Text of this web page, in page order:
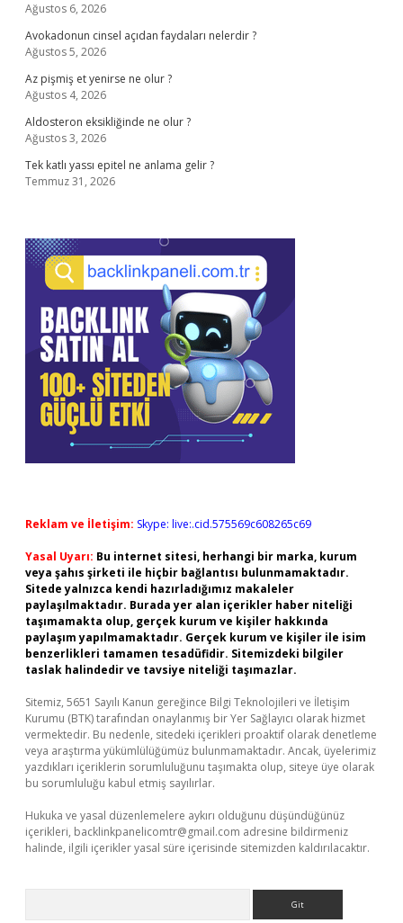
Ağustos 6, 2026
Avokadonun cinsel açıdan faydaları nelerdir ?
Ağustos 5, 2026
Az pişmiş et yenirse ne olur ?
Ağustos 4, 2026
Aldosteron eksikliğinde ne olur ?
Ağustos 3, 2026
Tek katlı yassı epitel ne anlama gelir ?
Temmuz 31, 2026
Reklam ve İletişim: Skype: live:.cid.575569c608265c69
Yasal Uyarı: Bu internet sitesi, herhangi bir marka, kurum
veya şahıs şirketi ile hiçbir bağlantısı bulunmamaktadır.
Sitede yalnızca kendi hazırladığımız makaleler
paylaşılmaktadır. Burada yer alan içerikler haber niteliği
taşımamakta olup, gerçek kurum ve kişiler hakkında
paylaşım yapılmamaktadır. Gerçek kurum ve kişiler ile isim
benzerlikleri tamamen tesadüfidir. Sitemizdeki bilgiler
taslak halindedir ve tavsiye niteliği taşımazlar.
Sitemiz, 5651 Sayılı Kanun gereğince Bilgi Teknolojileri ve İletişim
Kurumu (BTK) tarafından onaylanmış bir Yer Sağlayıcı olarak hizmet
vermektedir. Bu nedenle, sitedeki içerikleri proaktif olarak denetleme
veya araştırma yükümlülüğümüz bulunmamaktadır. Ancak, üyelerimiz
yazdıkları içeriklerin sorumluluğunu taşımakta olup, siteye üye olarak
bu sorumluluğu kabul etmiş sayılırlar.
Hukuka ve yasal düzenlemelere aykırı olduğunu düşündüğünüz
içerikleri, backlinkpanelicomtr@gmail.com adresine bildirmeniz
halinde, ilgili içerikler yasal süre içerisinde sitemizden kaldırılacaktır.